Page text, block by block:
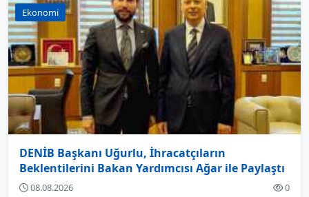
Ekonomi
DENİB Başkanı Uğurlu, İhracatçıların
Beklentilerini Bakan Yardımcısı Ağar ile Paylaştı
08.08.2026 0